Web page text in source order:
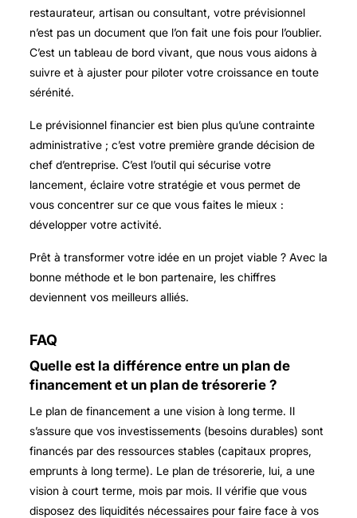
restaurateur, artisan ou consultant, votre prévisionnel
n’est pas un document que l’on fait une fois pour l’oublier.
C’est un tableau de bord vivant, que nous vous aidons à
suivre et à ajuster pour piloter votre croissance en toute
sérénité.
Le prévisionnel financier est bien plus qu’une contrainte
administrative ; c’est votre première grande décision de
chef d’entreprise. C’est l’outil qui sécurise votre
lancement, éclaire votre stratégie et vous permet de
vous concentrer sur ce que vous faites le mieux :
développer votre activité.
Prêt à transformer votre idée en un projet viable ? Avec la
bonne méthode et le bon partenaire, les chiffres
deviennent vos meilleurs alliés.
FAQ
Quelle est la différence entre un plan de
financement et un plan de trésorerie ?
Le plan de financement a une vision à long terme. Il
s’assure que vos investissements (besoins durables) sont
financés par des ressources stables (capitaux propres,
emprunts à long terme). Le plan de trésorerie, lui, a une
vision à court terme, mois par mois. Il vérifie que vous
disposez des liquidités nécessaires pour faire face à vos